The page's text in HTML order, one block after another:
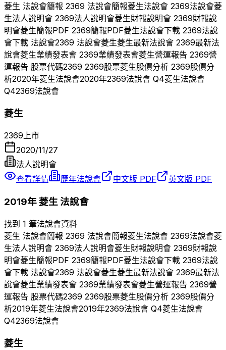
菱生 法說會簡報 2369 法說會簡報菱生法說會 2369法說會菱
生法人說明會 2369法人說明會菱生財報說明會 2369財報說
明會菱生簡報PDF 2369簡報PDF菱生法說會下載 2369法說
會下載 法說會2369 法說會菱生菱生最新法說會 2369最新法
說會菱生業績發表會 2369業績發表會菱生營運報告 2369營
運報告 股票代碼2369 2369股票菱生股價分析 2369股價分
析2020年菱生法說會2020年2369法說會 Q4菱生法說會
Q42369法說會
菱生
2369上市
2020/11/27
法人說明會
查看詳情
歷年法說會 中文版 PDF 英文版 PDF
2019年菱生法說會
找到 1 筆法說會資料
菱生 法說會簡報 2369 法說會簡報菱生法說會 2369法說會菱
生法人說明會 2369法人說明會菱生財報說明會 2369財報說
明會菱生簡報PDF 2369簡報PDF菱生法說會下載 2369法說
會下載 法說會2369 法說會菱生菱生最新法說會 2369最新法
說會菱生業績發表會 2369業績發表會菱生營運報告 2369營
運報告 股票代碼2369 2369股票菱生股價分析 2369股價分
析2019年菱生法說會2019年2369法說會 Q4菱生法說會
Q42369法說會
菱生